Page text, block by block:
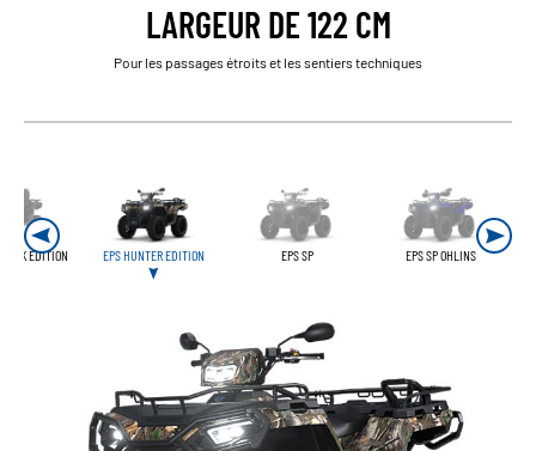
LARGEUR DE 122 CM
Pour les passages étroits et les sentiers techniques
EDITION EPS HUNTER EDITION EPS SP EPS SP OHLINS